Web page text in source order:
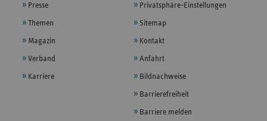
Presse
Themen
Magazin
Verband
Karriere
Privatsphäre-Einstellungen
Sitemap
Kontakt
Anfahrt
Bildnachweise
Barrierefreiheit
Barriere melden